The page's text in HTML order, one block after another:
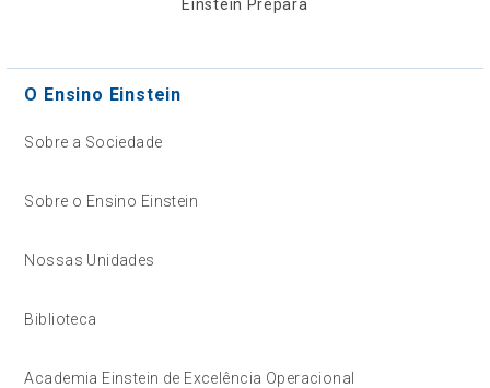
Einstein Prepara
O Ensino Einstein
Sobre a Sociedade
Sobre o Ensino Einstein
Nossas Unidades
Biblioteca
Academia Einstein de Excelência Operacional